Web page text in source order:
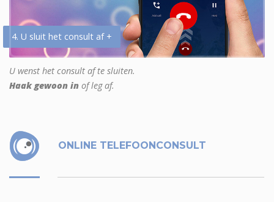
4. U sluit het consult af +
U wenst het consult af te sluiten.
Haak gewoon in of leg af.
ONLINE TELEFOONCONSULT